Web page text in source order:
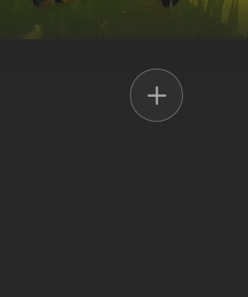
um recurso valioso, usado para
o oceano.